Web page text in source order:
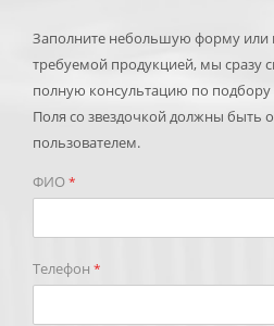
Заполните небольшую форму или
требуемой продукцией, мы сразу
полную консультацию по
Поля со звездочкой должны быть
пользователем.
ФИО*
Телефон *